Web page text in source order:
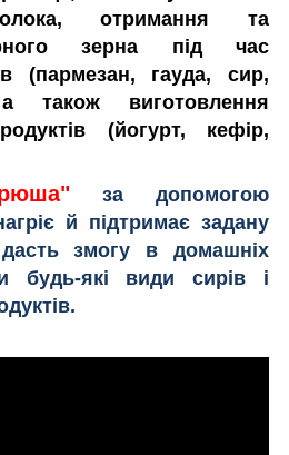
отримання та
зерна під час
(пармезан, гауда, сир,
також виготовлення
(йогурт, кефір,
за допомогою
й підтримає задану
змогу в домашніх
будь-які види сирів і